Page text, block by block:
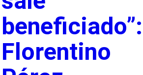
beneficiado”:
Florentino